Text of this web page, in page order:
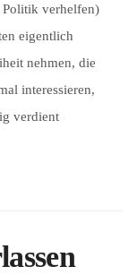
Politik verhelfen)
eigentlich
nehmen, die
interessieren,
verdient